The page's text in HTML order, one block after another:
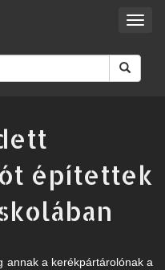
építettek
annak a kerékpártárolónak a